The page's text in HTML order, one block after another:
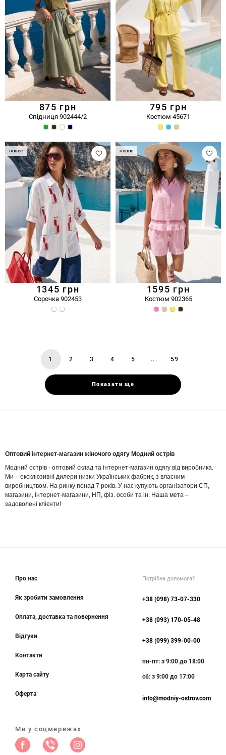
875 грн
Спідниця 902444/2
795 грн
Костюм 45671
новое
1345 грн
Сорочка 902453
новое
1595 грн
Костюм 902365
You're
page
1 page
2 page
3 page
4 page
5 page
... page
59
Показати ще
Оптовий інтернет-магазин жіночого одягу Модний острів
Модний острів - оптовий склад та інтернет-магазин одягу від виробника.
Ми – ексклюзивні дилери низки Українських фабрик, з власним
виробництвом. На ринку понад 7 років. У нас купують організатори СП,
магазини, інтернет-магазини, НП, фіз. особи та ін. Наша мета –
задоволені клієнти!
Про нас
Як зробити замовлення
Оплата, доставка та повернення
Відгуки
Контакти
Карта сайту
Оферта
Ми у соцмережах
Потрібна допомога?
+38 (098) 73-07-330
+38 (093) 170-05-48
+38 (099) 399-00-00
пн-пт: з 9:00 до 18:00
сб: з 9:00 до 17:00
info@modniy-ostrov.com